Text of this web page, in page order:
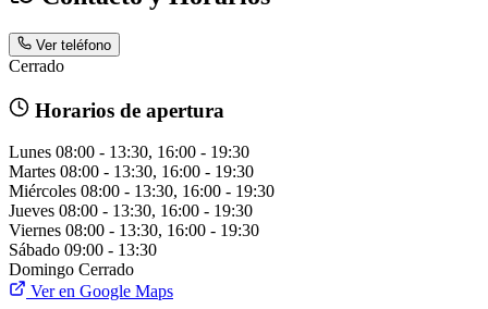
Ver teléfono
Cerrado
Horarios de apertura
Lunes 08:00 - 13:30, 16:00 - 19:30
Martes 08:00 - 13:30, 16:00 - 19:30
Miércoles 08:00 - 13:30, 16:00 - 19:30
Jueves 08:00 - 13:30, 16:00 - 19:30
Viernes 08:00 - 13:30, 16:00 - 19:30
Sábado 09:00 - 13:30
Domingo Cerrado
Ver en Google Maps